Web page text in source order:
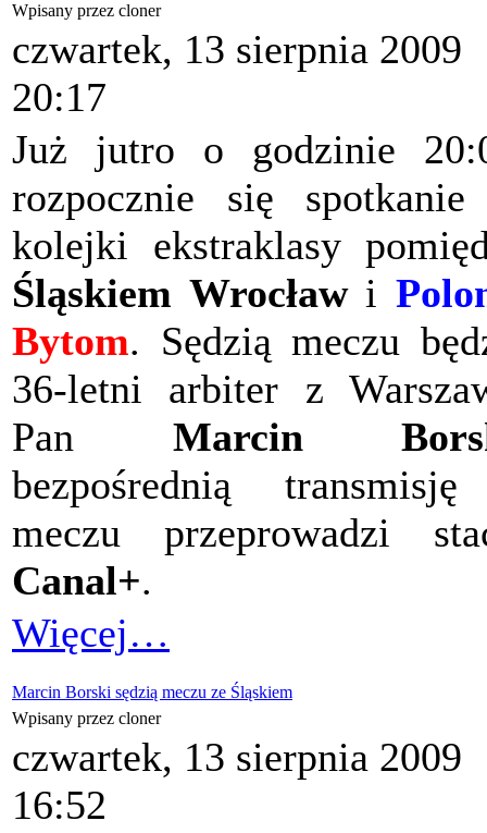
Wpisany przez cloner
czwartek, 13 sierpnia 2009
20:17
Już jutro o godzinie
rozpocznie się
kolejki ekstraklasy
Śląskiem Wrocławi
Bytom. Sędzią meczu
36-letni arbiter z
Pan Marcin
bezpośrednią
meczu przeprowadzi
Canal+.
Więcej…
Marcin Borski sędzią meczu ze Śląskiem
Wpisany przez cloner
czwartek, 13 sierpnia 2009
16:52